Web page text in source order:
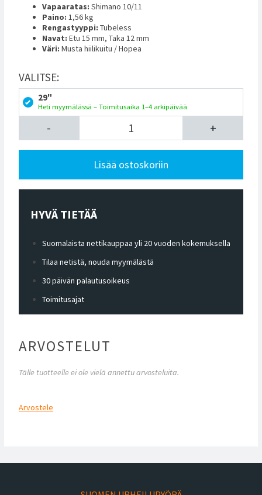
Vapaaratas: Shimano 10/11
Paino: 1,56 kg
Rengastyyppi: Tubeless
Navat: Etu 15 mm, Taka 12 mm
Väri: Musta hiilikuitu / Hopea
VALITSE:
29"
Heti myymälässä – Toimitusaika 1–4 arkipäivää
- +
Lisää ostoskoriin
HYVÄ TIETÄÄ
Suomalaista nettikauppaa yli 20 vuoden kokemuksella
Tilaa netistä, nouda myymälästä
30 päivän palautusoikeus
Toimitusajat
ARVOSTELUT
Tälle tuotteelle ei ole vielä annettu arvosteluita.
Arvostele